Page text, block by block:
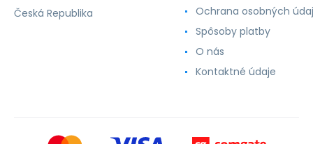
Česká Republika
Ochrana osobných
Spôsoby platby
O nás
Kontaktné údaje